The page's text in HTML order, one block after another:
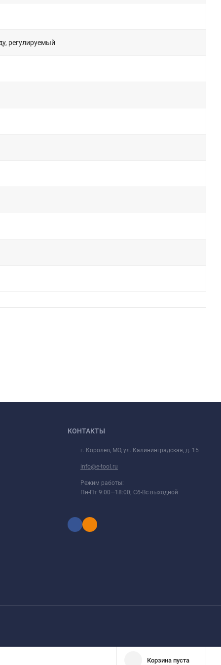
регулируемый
КОНТАКТЫ
г. Королев, МО, ул. Калининградская, д. 15
info@e-tool.ru
Режим работы:
Пн-Пт 9:00—18:00; Сб-Вс выходной
Корзина пуста